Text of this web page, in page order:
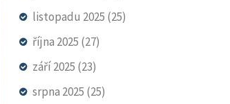
listopadu 2025 (25)
října 2025 (27)
září 2025 (23)
srpna 2025 (25)